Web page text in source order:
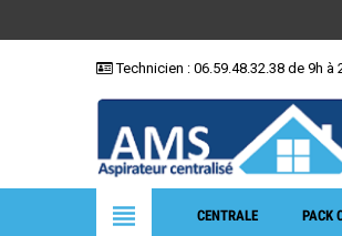
Technicien : 06.59.48.32.38 de 9h à
view_headline CENTRALE PACK